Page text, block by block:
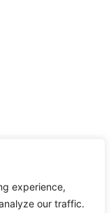
experience,
our traffic.